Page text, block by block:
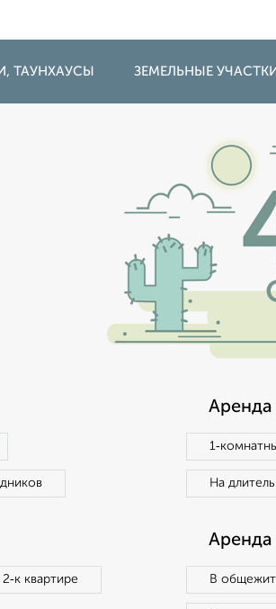
ТАУНХАУСЫ ЗЕМЕЛЬНЫЕ УЧАСТКИ
Аренда
На
2‑к квартире
Аренда
В